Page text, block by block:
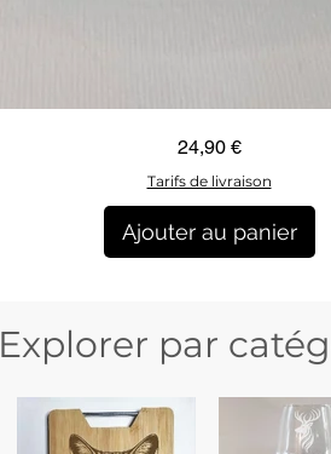
Aperçu rapide
Prix
24,90 €
Tarifs de livraison
Ajouter au panier
Explorer par